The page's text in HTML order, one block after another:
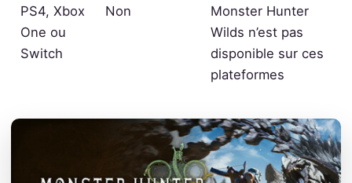
PS4, Xbox
One ou
Switch
Non
Monster Hunter
Wilds n’est pas
disponible sur ces
plateformes